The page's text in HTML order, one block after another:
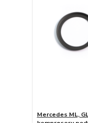
Mercedes ML,